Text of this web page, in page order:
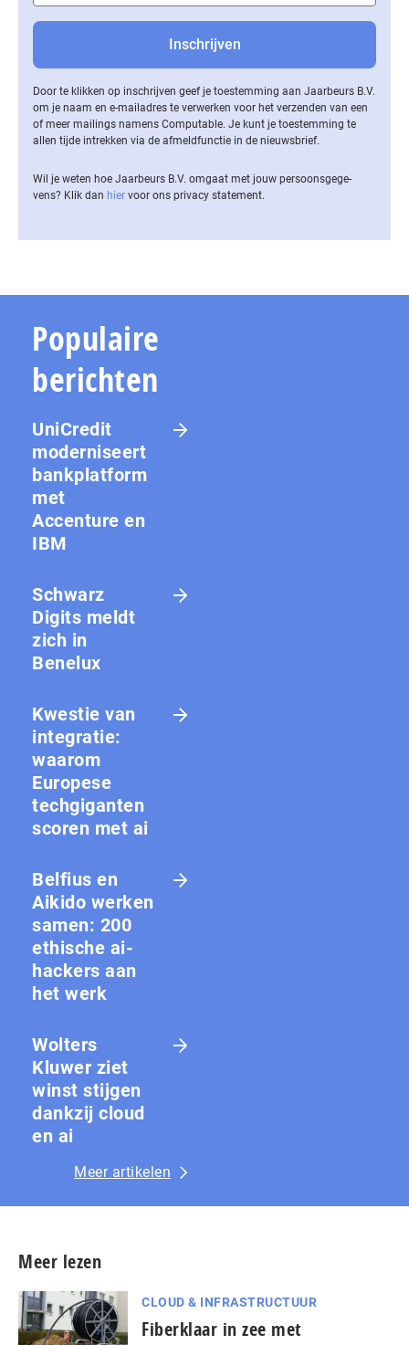
Door te klikken op inschrijven geef je toestemming aan Jaarbeurs B.V.
om je naam en e-mailadres te verwerken voor het verzenden van een
of meer mailings namens Computable. Je kunt je toestemming te
allen tijde intrekken via de af­meld­func­tie in de nieuwsbrief.
Wil je weten hoe Jaarbeurs B.V. omgaat met jouw per­soons­ge­ge­
vens? Klik dan hier voor ons privacy statement.
Populaire
berichten
UniCredit
moderniseert
bankplatform
met
Accenture en
IBM
Schwarz
Digits meldt
zich in
Benelux
Kwestie van
integratie:
waarom
Europese
techgiganten
scoren met ai
Belfius en
Aikido werken
samen: 200
ethische ai-
hackers aan
het werk
Wolters
Kluwer ziet
winst stijgen
dankzij cloud
en ai
Meer artikelen
Meer lezen
CLOUD & INFRASTRUCTUUR
Fiberklaar in zee met